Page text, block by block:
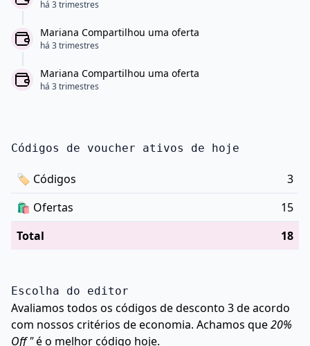
há 3 trimestres
Mariana Compartilhou uma oferta
há 3 trimestres
Mariana Compartilhou uma oferta
há 3 trimestres
Códigos de voucher ativos de hoje
🏷 Códigos
3
🛍️ Ofertas
15
Total
18
Escolha do editor
Avaliamos todos os códigos de desconto 3 de acordo
com nossos critérios de economia. Achamos que20%
Off "é o melhor código hoje.